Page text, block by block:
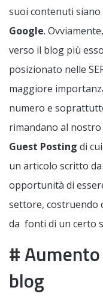
suoi contenuti
Google.
verso il blog più
posizionato nelle
maggiore
numero e
rimandano al
Guest Posting di
un articolo scritto
opportunità di
settore, costruendo
da fonti di un certo
#
blog